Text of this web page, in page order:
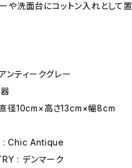
ーや洗面台にコットン入れとして
ンティークグレー
直径10cm×高さ13cm×幅8cm
: Chic Antique
: デンマーク